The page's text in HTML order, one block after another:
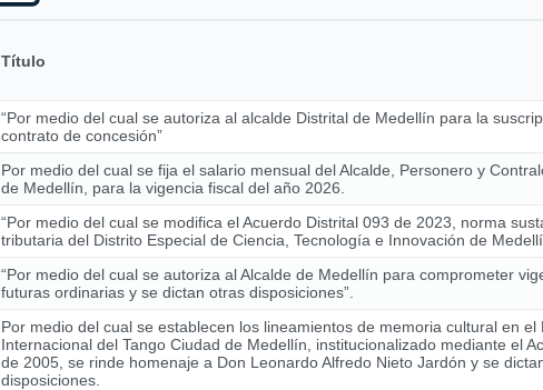
Título
“Por medio del cual se autoriza al alcalde Distrital de Medellín para la
contrato de concesión”
Por medio del cual se fija el salario mensual del Alcalde, Personero y
de Medellín, para la vigencia fiscal del año 2026.
“Por medio del cual se modifica el Acuerdo Distrital 093 de 2023, norma
tributaria del Distrito Especial de Ciencia, Tecnología e Innovación de
“Por medio del cual se autoriza al Alcalde de Medellín para comprometer
futuras ordinarias y se dictan otras disposiciones”.
Por medio del cual se establecen los lineamientos de memoria cultural en el
Internacional del Tango Ciudad de Medellín, institucionalizado mediante el
de 2005, se rinde homenaje a Don Leonardo Alfredo Nieto Jardón y se
disposiciones.